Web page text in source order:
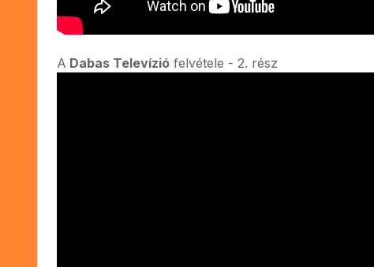
A Dabas Televízió felvétele - 2. rész